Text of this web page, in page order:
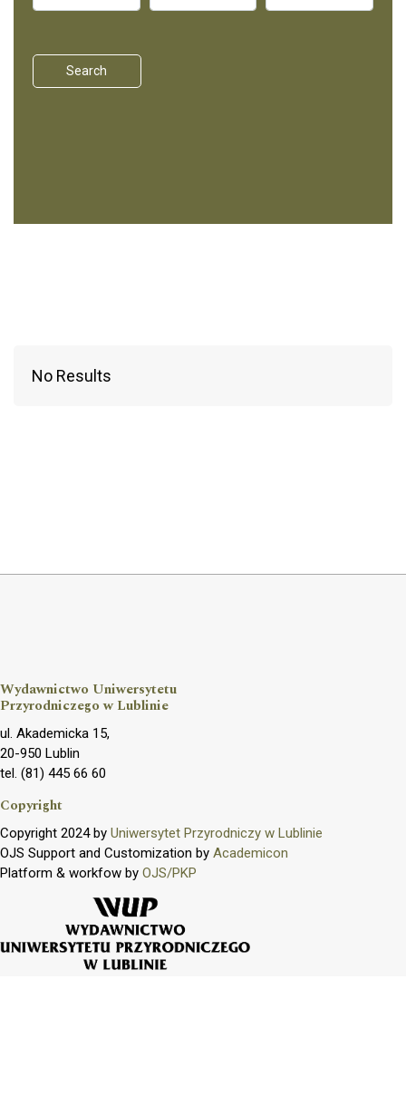
Search
No Results
Wydawnictwo Uniwersytetu
Przyrodniczego w Lublinie
ul. Akademicka 15,
20-950 Lublin
tel. (81) 445 66 60
Copyright
Copyright 2024 by Uniwersytet Przyrodniczy w Lublinie
OJS Support and Customization by Academicon
Platform & workfow by OJS/PKP